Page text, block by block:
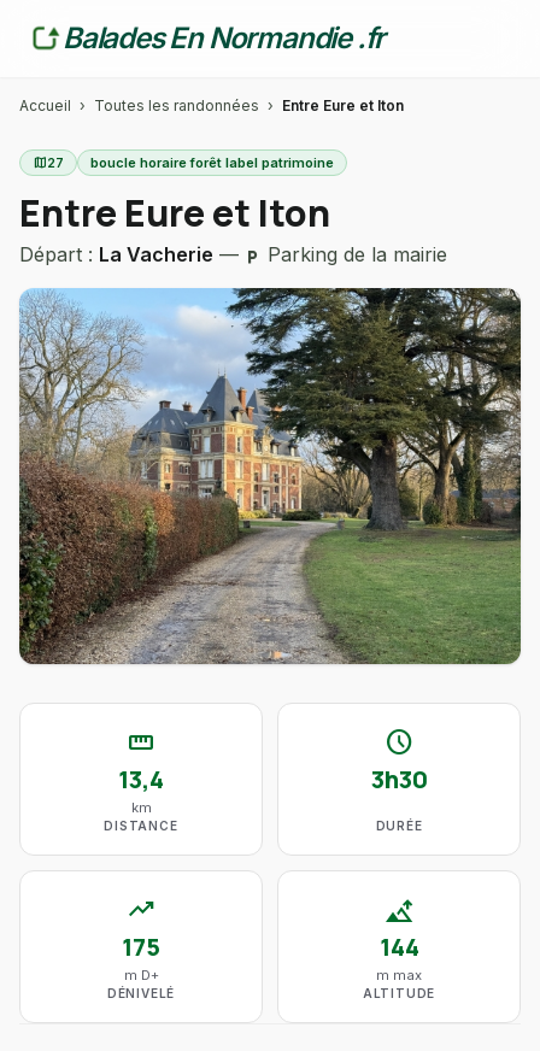
Balades En Normandie .fr
Accueil › Toutes les randonnées › Entre Eure et Iton
map27 boucle horaire forêt label patrimoine
Entre Eure et Iton
Départ : La Vacherie — local_parking Parking de la mairie
straighten
13,4
km
DISTANCE
schedule
3h30
DURÉE
trending_up
175
m D+
DÉNIVELÉ
altitude
144
m max
ALTITUDE